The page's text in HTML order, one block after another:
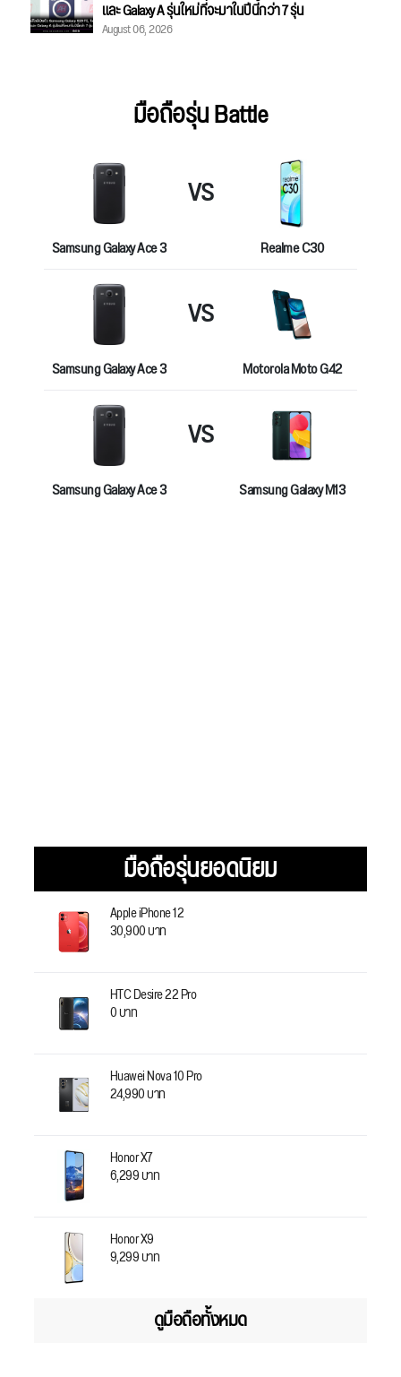
และ Galaxy A รุ่นใหม่ที่จะมาในปีนี้กว่า 7 รุ่น
August 06, 2026
มือถือรุ่น Battle
Samsung Galaxy Ace 3
VS
Realme C30
Samsung Galaxy Ace 3
VS
Motorola Moto G42
Samsung Galaxy Ace 3
VS
Samsung Galaxy M13
มือถือรุ่นยอดนิยม
Apple iPhone 12
30,900 บาท
HTC Desire 22 Pro
0 บาท
Huawei Nova 10 Pro
24,990 บาท
Honor X7
6,299 บาท
Honor X9
9,299 บาท
ดูมือถือทั้งหมด